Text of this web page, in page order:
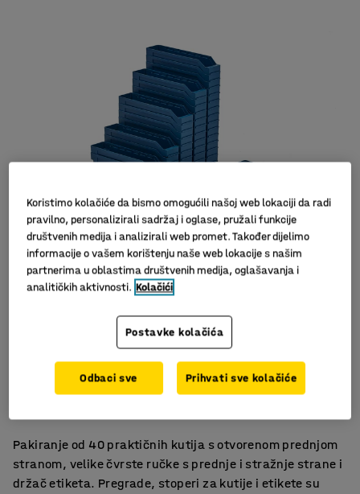
Slični proizvodi
Dimenzije prilagođene policama
Fleksibilni držači za etikete
Pakiranje od 40 praktičnih kutija s otvorenom prednjom
stranom, velike čvrste ručke s prednje i stražnje strane i
držač etiketa. Pregrade, stoperi za kutije i etikete su
Koristimo kolačiće da bismo omogućili našoj web lokaciji da radi
pravilno, personalizirali sadržaj i oglase, pružali funkcije
društvenih medija i analizirali web promet. Također dijelimo
informacije o vašem korištenju naše web lokacije s našim
partnerima u oblastima društvenih medija, oglašavanja i
analitičkih aktivnosti. Kolačići
Postavke kolačića
Odbaci sve Prihvati sve kolačiće